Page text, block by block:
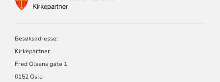
Besøksadresse:
Kirkepartner
Fred Olsens gate 1
0152 Oslo